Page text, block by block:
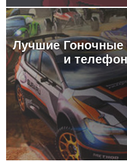
Лучшие Гоночные
и